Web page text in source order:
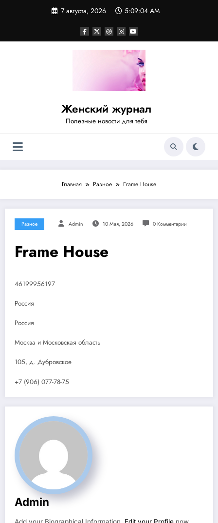
7 августа, 2026 5:09:05 AM
Женский журнал
Полезные новости для тебя
Главная Разное Frame House
Разное Admin 10 Мая, 2026 0 Комментарии
Frame House
46199956197
Россия
Россия
Москва и Московская область
105, д. Дубровское
+7 (906) 077-78-75
Admin
Add your Biographical Information. Edit your Profile now.